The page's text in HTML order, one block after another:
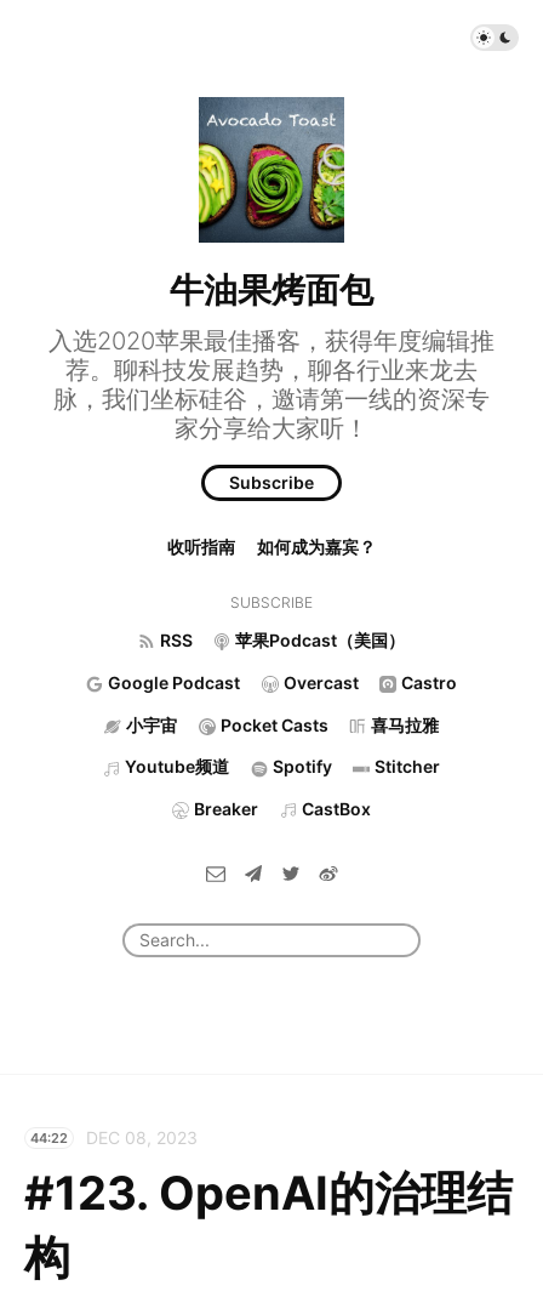
牛油果烤面包
入选2020苹果最佳播客，获得年度编辑推
荐。聊科技发展趋势，聊各行业来龙去
脉，我们坐标硅谷，邀请第一线的资深专
家分享给大家听！
Subscribe
收听指南 如何成为嘉宾？
SUBSCRIBE
RSS 苹果Podcast（美国）
Google Podcast Overcast Castro
小宇宙 Pocket Casts 喜马拉雅
Youtube频道 Spotify Stitcher
Breaker CastBox
44:22 DEC 08, 2023
#123. OpenAI的治理结
构